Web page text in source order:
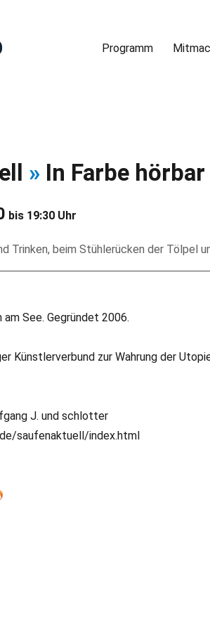
Programm
» In Farbe
bis 19:30 Uhr
Trinken, beim Stühlerücken der Tölpel
See. Gegründet 2006.
Künstlerverbund zur Wahrung der
J. und schlotter
saufenaktuell/index.html